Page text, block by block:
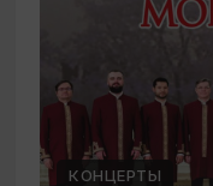
КОНЦЕРТЫ